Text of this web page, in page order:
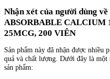
Nhận xét của người dùng
ABSORBABLE CALCIUM
25MCG, 200 VIÊN
Sản phẩm này đã nhận được
quả và chất lượng. Dưới đây là một
sản phẩm: